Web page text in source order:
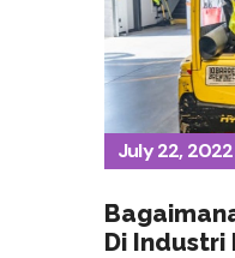
July 22, 2022
Di Industri